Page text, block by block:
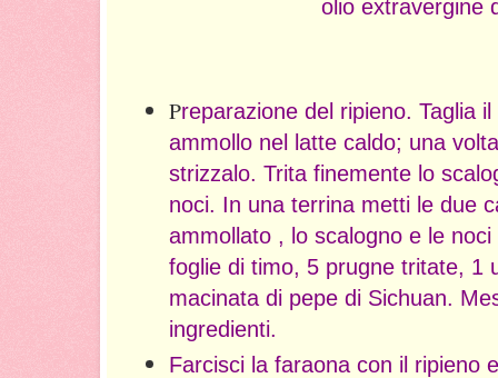
olio extravergine
Preparazione del ripieno. Taglia
ammollo nel latte caldo; una
strizzalo. Trita finemente lo
noci. In una terrina metti le due
ammollato , lo scalogno e le
foglie di timo, 5 prugne tritate, 1
macinata di pepe di Sichuan.
ingredienti.
Farcisci la faraona con il ripieno